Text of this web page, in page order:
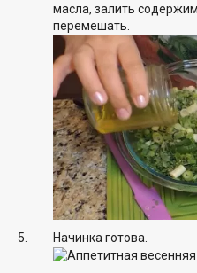
масла, залить
перемешать.
Начинка готова.